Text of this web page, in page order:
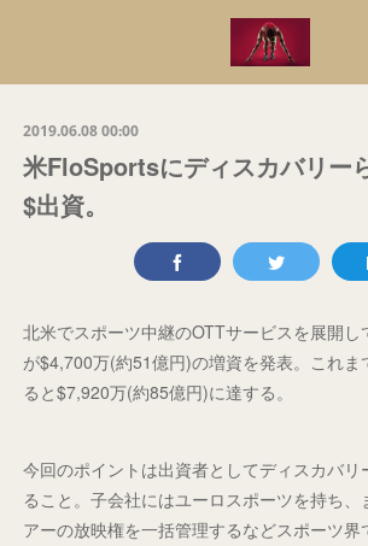
2019.06.08 00:00
米FloSportsにディスカバリー
$出資。
北米でスポーツ中継のOTTサービスを展開し
が$4,700万(約51億円)の増資を発表。これま
ると$7,920万(約85億円)に達する。
今回のポイントは出資者としてディスカバリ
ること。子会社にはユーロスポーツを持ち、
アーの放映権を一括管理するなどスポーツ界